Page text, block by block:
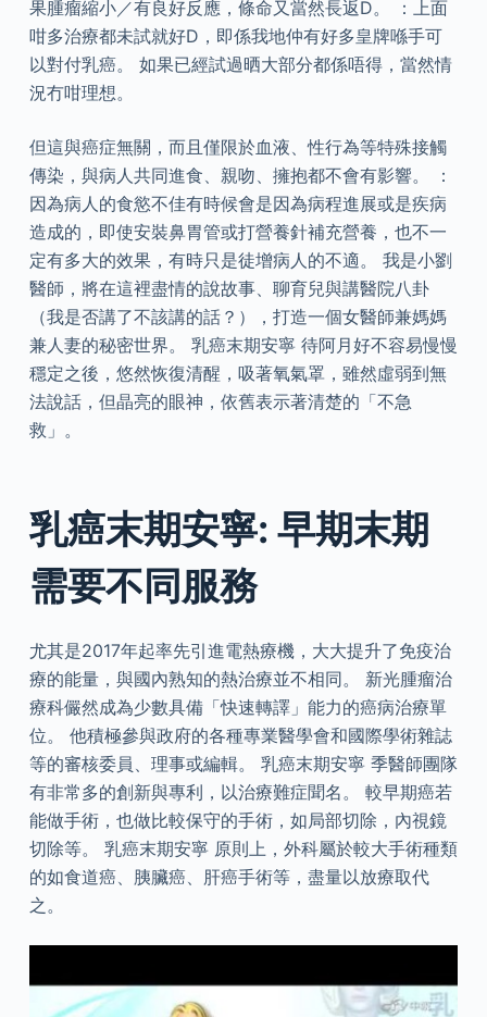
果腫瘤縮小／有良好反應，條命又當然長返D。 ：上面
咁多治療都未試就好D，即係我地仲有好多皇牌喺手可
以對付乳癌。 如果已經試過晒大部分都係唔得，當然情
況冇咁理想。
但這與癌症無關，而且僅限於血液、性行為等特殊接觸
傳染，與病人共同進食、親吻、擁抱都不會有影響。 ：
因為病人的食慾不佳有時候會是因為病程進展或是疾病
造成的，即使安裝鼻胃管或打營養針補充營養，也不一
定有多大的效果，有時只是徒增病人的不適。 我是小劉
醫師，將在這裡盡情的說故事、聊育兒與講醫院八卦
（我是否講了不該講的話？），打造一個女醫師兼媽媽
兼人妻的秘密世界。 乳癌末期安寧 待阿月好不容易慢慢
穩定之後，悠然恢復清醒，吸著氧氣罩，雖然虛弱到無
法說話，但晶亮的眼神，依舊表示著清楚的「不急
救」。
乳癌末期安寧: 早期末期
需要不同服務
尤其是2017年起率先引進電熱療機，大大提升了免疫治
療的能量，與國內熟知的熱治療並不相同。 新光腫瘤治
療科儼然成為少數具備「快速轉譯」能力的癌病治療單
位。 他積極參與政府的各種專業醫學會和國際學術雜誌
等的審核委員、理事或編輯。 乳癌末期安寧 季醫師團隊
有非常多的創新與專利，以治療難症聞名。 較早期癌若
能做手術，也做比較保守的手術，如局部切除，內視鏡
切除等。 乳癌末期安寧 原則上，外科屬於較大手術種類
的如食道癌、胰臟癌、肝癌手術等，盡量以放療取代
之。